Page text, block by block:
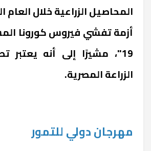
المحاصيل الزراعية خلال
أزمة تفشي فيروس كورونا
19"، مشيرًا إلى أنه يعتبر
الزراعة المصرية.
مهرجان دولي للتمور